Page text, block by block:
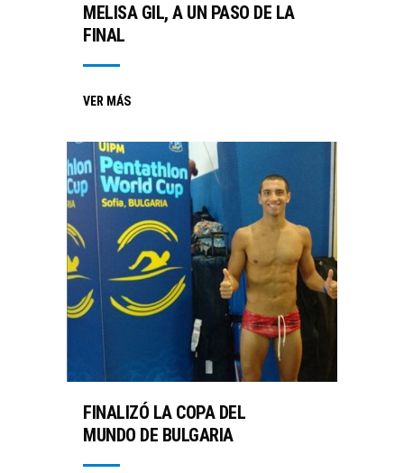
MELISA GIL, A UN PASO DE LA
FINAL
VER MÁS
FINALIZÓ LA COPA DEL
MUNDO DE BULGARIA